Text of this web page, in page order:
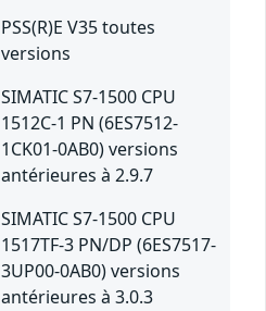
PSS(R)E V35 toutes
versions
SIMATIC S7-1500 CPU
1512C-1 PN (6ES7512-
1CK01-0AB0) versions
antérieures à 2.9.7
SIMATIC S7-1500 CPU
1517TF-3 PN/DP (6ES7517-
3UP00-0AB0) versions
antérieures à 3.0.3